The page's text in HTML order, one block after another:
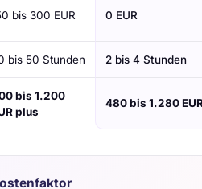
bis 300 EUR 0 EUR
bis 50 Stunden 2 bis 4 Stunden
bis 1.200
plus
480 bis 1.280